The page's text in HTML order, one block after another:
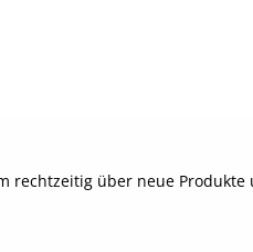
rechtzeitig über neue